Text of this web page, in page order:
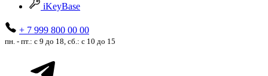
iKeyBase
+ 7 999 800 00 00
пн. - пт.: с 9 до 18, сб.: с 10 до 15